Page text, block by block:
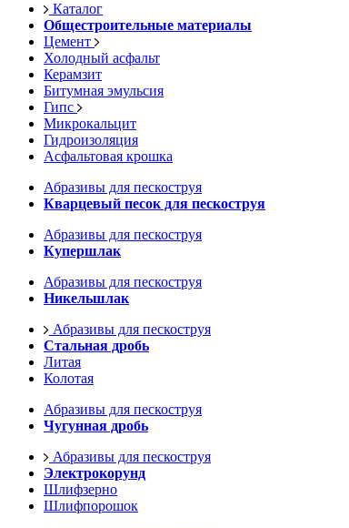
Каталог
Общестроительные материалы
Цемент
Холодный асфальт
Керамзит
Битумная эмульсия
Гипс
Микрокальцит
Гидроизоляция
Асфальтовая крошка
Абразивы для пескоструя
Кварцевый песок для пескоструя
Абразивы для пескоструя
Купершлак
Абразивы для пескоструя
Никельшлак
Абразивы для пескоструя
Стальная дробь
Литая
Колотая
Абразивы для пескоструя
Чугунная дробь
Абразивы для пескоструя
Электрокорунд
Шлифзерно
Шлифпорошок